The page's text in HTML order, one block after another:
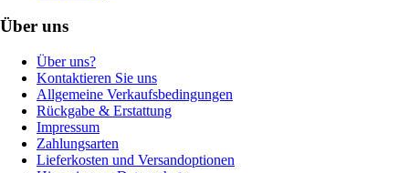
Über uns
Über uns?
Kontaktieren Sie uns
Allgemeine Verkaufsbedingungen
Rückgabe & Erstattung
Impressum
Zahlungsarten
Lieferkosten und Versandoptionen